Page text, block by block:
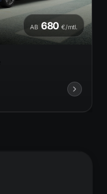
AB680 €/mtl.